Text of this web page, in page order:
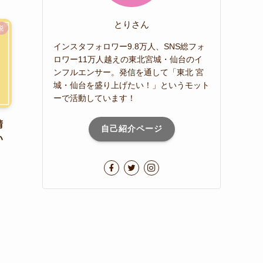
とりさん
インスタフォロワー9.8万人、SNS総フォ
ロワー11万人越えの東北宮城・仙台のイ
ンフルエンサー。発信を通して「東北 宮
城・仙台を盛り上げたい！」というモット
ーで活動しています！
自己紹介ページ